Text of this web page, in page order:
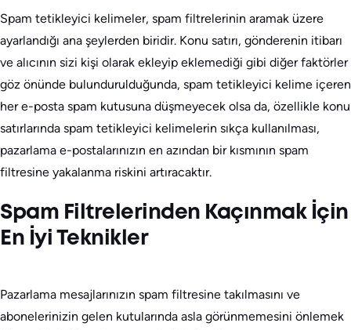
Spam tetikleyici kelimeler, spam filtrelerinin aramak üzere
ayarlandığı ana şeylerden biridir. Konu satırı, gönderenin itibarı
ve alıcının sizi kişi olarak ekleyip eklemediği gibi diğer faktörler
göz önünde bulundurulduğunda, spam tetikleyici kelime içeren
her e-posta spam kutusuna düşmeyecek olsa da, özellikle konu
satırlarında spam tetikleyici kelimelerin sıkça kullanılması,
pazarlama e-postalarınızın en azından bir kısmının spam
filtresine yakalanma riskini artıracaktır.
Spam Filtrelerinden Kaçınmak İçin
En İyi Teknikler
Pazarlama mesajlarınızın spam filtresine takılmasını ve
abonelerinizin gelen kutularında asla görünmemesini önlemek